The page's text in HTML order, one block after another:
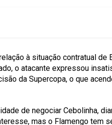
à situação contratual de
o atacante expressou
da Supercopa, o que
de negociar Cebolinha,
mas o Flamengo tem